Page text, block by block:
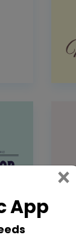
App
×